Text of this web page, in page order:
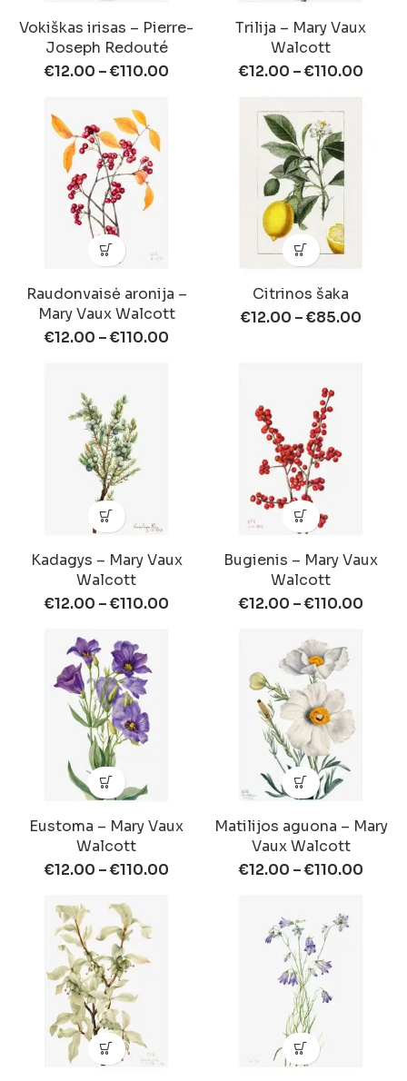
Vokiškas irisas – Pierre-
Joseph Redouté
€12.00 –€110.00
Trilija – Mary Vaux
Walcott
€12.00 –€110.00
Raudonvaisė aronija –
Mary Vaux Walcott
€12.00 –€110.00
Citrinos šaka
€12.00 –€85.00
Kadagys – Mary Vaux
Walcott
€12.00 –€110.00
Bugienis – Mary Vaux
Walcott
€12.00 –€110.00
Eustoma – Mary Vaux
Walcott
€12.00 –€110.00
Matilijos aguona – Mary
Vaux Walcott
€12.00 –€110.00